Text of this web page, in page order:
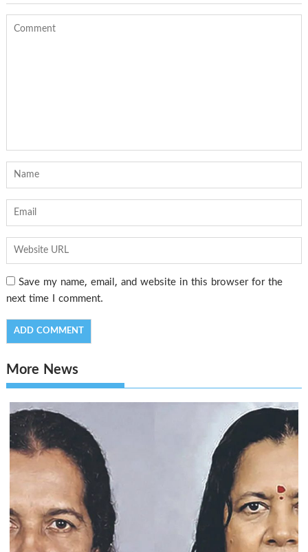
Save my name, email, and website in this browser for the
next time I comment.
More News